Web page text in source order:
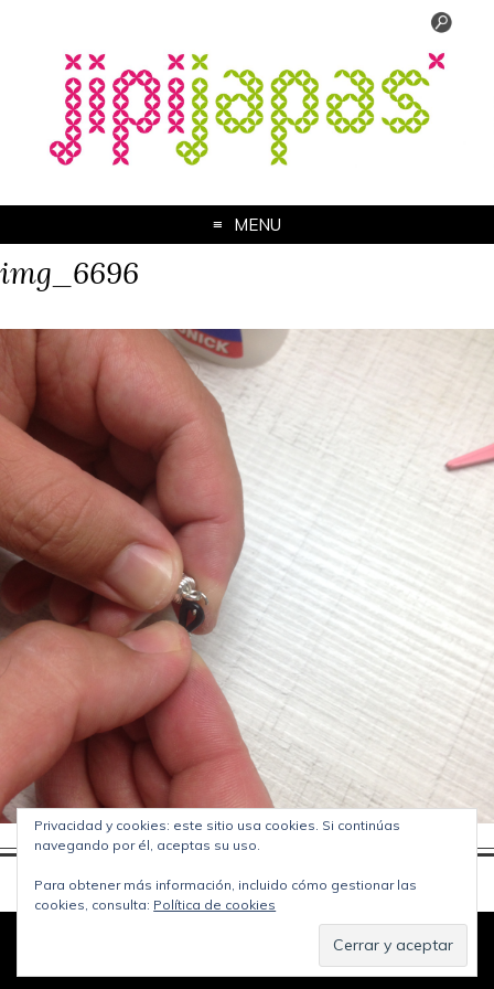
MENU
img_6696
2026. Funciona conWordPress.
Diseñado por Bluchic
Privacidad y cookies: este sitio usa cookies. Si continúas
navegando por él, aceptas su uso.
Para obtener más información, incluido cómo gestionar las
cookies, consulta: Política de cookies